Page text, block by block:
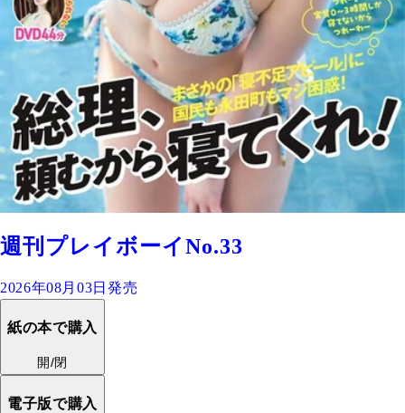
週刊プレイボーイNo.33
2026年08月03日発売
紙の本で購入
開/閉
電子版で購入